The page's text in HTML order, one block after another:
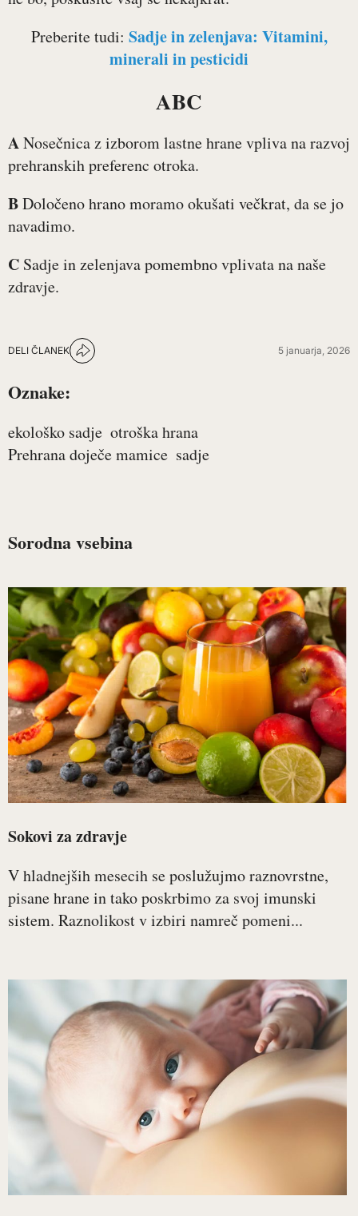
Preberite tudi: Sadje in zelenjava: Vitamini,
minerali in pesticidi
ABC
ANosečnica z izborom lastne hrane vpliva na razvoj
prehranskih preferenc otroka.
BDoločeno hrano moramo okušati večkrat, da se jo
navadimo.
C Sadje in zelenjava pomembno vplivata na naše
zdravje.
DELI ČLANEK 5 januarja, 2026
Oznake:
ekološko sadje otroška hrana
Prehrana doječe mamice sadje
Sorodna vsebina
Sokovi za zdravje
V hladnejših mesecih se poslužujmo raznovrstne,
pisane hrane in tako poskrbimo za svoj imunski
sistem. Raznolikost v izbiri namreč pomeni...